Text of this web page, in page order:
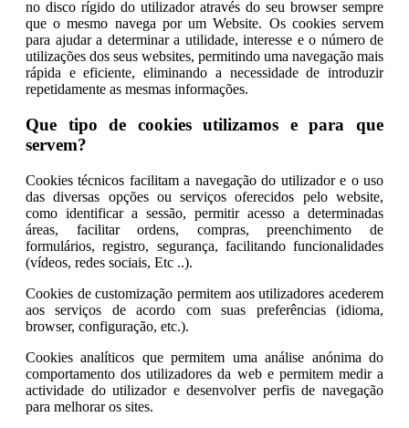
no disco rígido do utilizador através do seu browser sempre
que o mesmo navega por um Website. Os cookies servem
para ajudar a determinar a utilidade, interesse e o número de
utilizações dos seus websites, permitindo uma navegação mais
rápida e eficiente, eliminando a necessidade de introduzir
repetidamente as mesmas informações.
Que tipo de cookies utilizamos e para que
servem?
Cookies técnicos facilitam a navegação do utilizador e o uso
das diversas opções ou serviços oferecidos pelo website,
como identificar a sessão, permitir acesso a determinadas
áreas, facilitar ordens, compras, preenchimento de
formulários, registro, segurança, facilitando funcionalidades
(vídeos, redes sociais, Etc ..).
Cookies de customização permitem aos utilizadores acederem
aos serviços de acordo com suas preferências (idioma,
browser, configuração, etc.).
Cookies analíticos que permitem uma análise anónima do
comportamento dos utilizadores da web e permitem medir a
actividade do utilizador e desenvolver perfis de navegação
para melhorar os sites.